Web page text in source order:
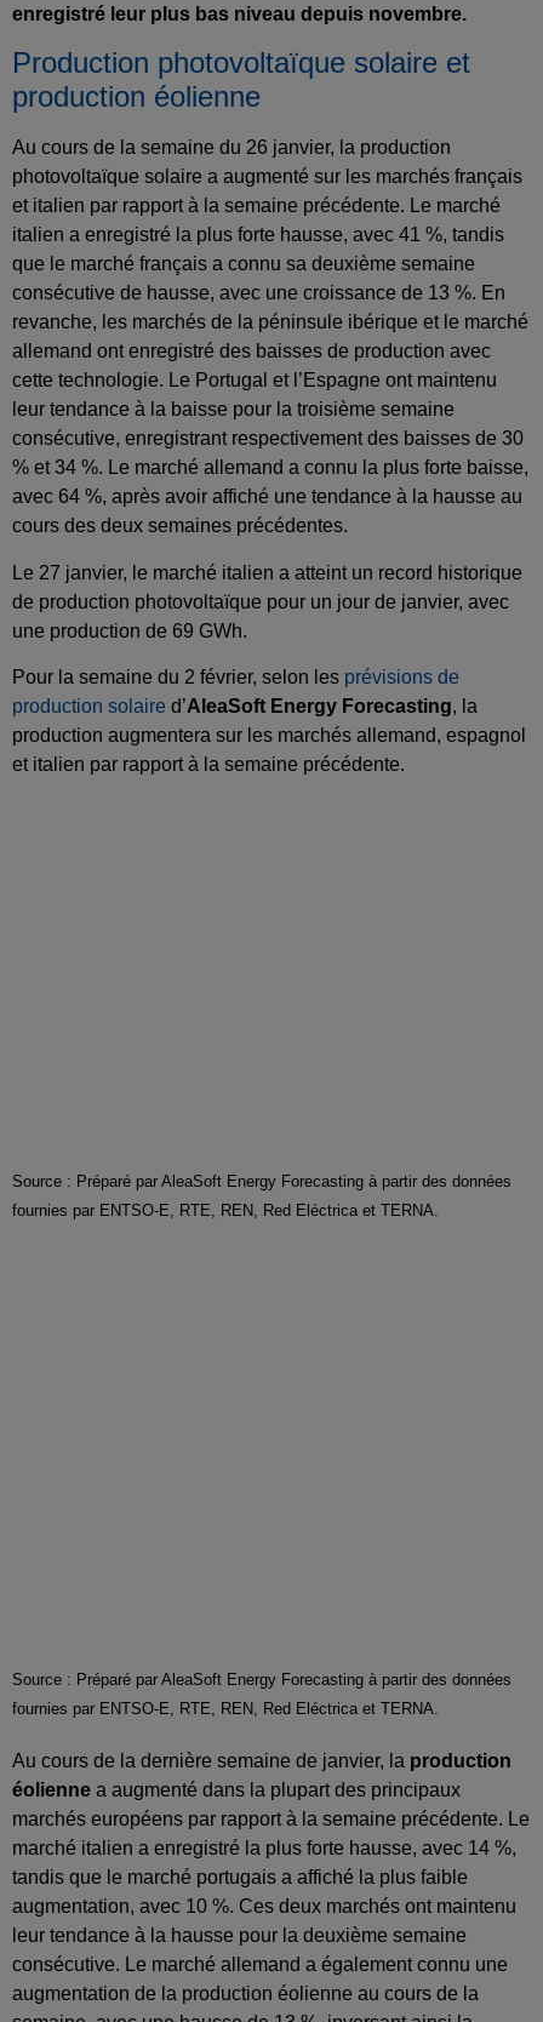
enregistré leur plus bas niveau depuis novembre.
Production photovoltaïque solaire et
production éolienne
Au cours de la semaine du 26 janvier, la production
photovoltaïque solaire a augmenté sur les marchés français
et italien par rapport à la semaine précédente. Le marché
italien a enregistré la plus forte hausse, avec 41 %, tandis
que le marché français a connu sa deuxième semaine
consécutive de hausse, avec une croissance de 13 %. En
revanche, les marchés de la péninsule ibérique et le marché
allemand ont enregistré des baisses de production avec
cette technologie. Le Portugal et l’Espagne ont maintenu
leur tendance à la baisse pour la troisième semaine
consécutive, enregistrant respectivement des baisses de 30
% et 34 %. Le marché allemand a connu la plus forte baisse,
avec 64 %, après avoir affiché une tendance à la hausse au
cours des deux semaines précédentes.
Le 27 janvier, le marché italien a atteint un record historique
de production photovoltaïque pour un jour de janvier, avec
une production de 69 GWh.
Pour la semaine du 2 février, selon les prévisions de
production solaire d’AleaSoft Energy Forecasting, la
production augmentera sur les marchés allemand, espagnol
et italien par rapport à la semaine précédente.
Source : Préparé par AleaSoft Energy Forecasting à partir des données
fournies par ENTSO-E, RTE, REN, Red Eléctrica et TERNA.
Source : Préparé par AleaSoft Energy Forecasting à partir des données
fournies par ENTSO-E, RTE, REN, Red Eléctrica et TERNA.
Au cours de la dernière semaine de janvier, la production
éolienne a augmenté dans la plupart des principaux
marchés européens par rapport à la semaine précédente. Le
marché italien a enregistré la plus forte hausse, avec 14 %,
tandis que le marché portugais a affiché la plus faible
augmentation, avec 10 %. Ces deux marchés ont maintenu
leur tendance à la hausse pour la deuxième semaine
consécutive. Le marché allemand a également connu une
augmentation de la production éolienne au cours de la